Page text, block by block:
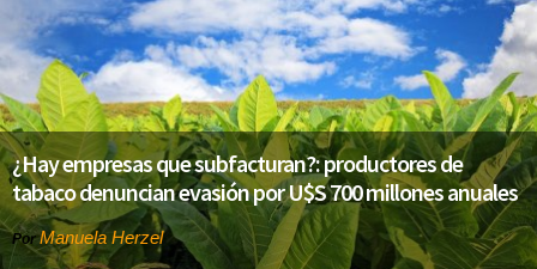
¿Hay empresas que subfacturan?: productores de
tabaco denuncian evasión por U$S 700 millones anuales
PorManuela Herzel